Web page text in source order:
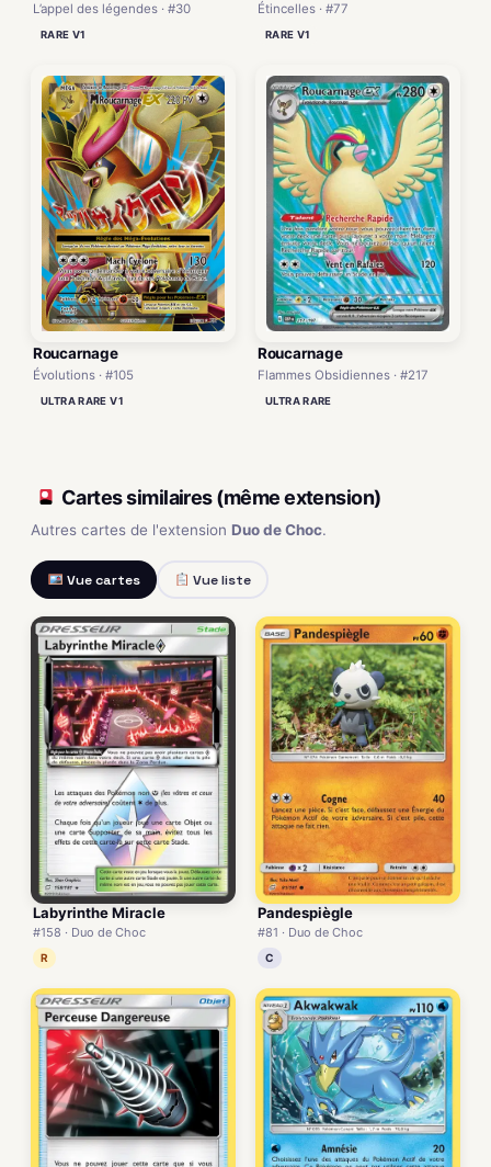
L’appel des légendes · #30
RARE V1
Étincelles · #77
RARE V1
Roucarnage
Évolutions · #105
ULTRA RARE V1
Roucarnage
Flammes Obsidiennes · #217
ULTRA RARE
Cartes similaires (même extension)
Autres cartes de l'extension Duo de Choc.
Vue cartes Vue liste
Labyrinthe Miracle
#158 · Duo de Choc
R
Pandespiègle
#81 · Duo de Choc
C